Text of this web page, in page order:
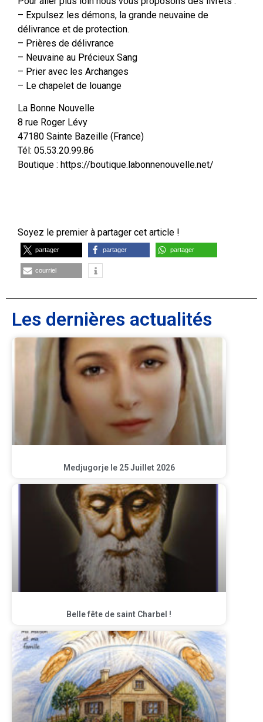
– Expulsez les démons, la grande neuvaine de
délivrance et de protection.
– Prières de délivrance
– Neuvaine au Précieux Sang
– Prier avec les Archanges
– Le chapelet de louange
La Bonne Nouvelle
8 rue Roger Lévy
47180 Sainte Bazeille (France)
Tél: 05.53.20.99.86
Boutique : https://boutique.labonnenouvelle.net/
Soyez le premier à partager cet article !
partager partager partager
courriel
Les dernières actualités
Medjugorje le 25 Juillet 2026
Belle fête de saint Charbel !